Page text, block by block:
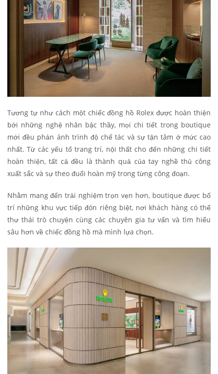
Tương tự như cách một chiếc đồng hồ Rolex được hoàn thiện
bởi những nghệ nhân bậc thầy, mọi chi tiết trong boutique
mới đều phản ánh trình độ chế tác và sự tận tâm ở mức cao
nhất. Từ các yếu tố trang trí, nội thất cho đến những chi tiết
hoàn thiện, tất cả đều là thành quả của tay nghề thủ công
xuất sắc và sự theo đuổi hoàn mỹ trong từng công đoạn.
Nhằm mang đến trải nghiệm trọn vẹn hơn, boutique được bố
trí những khu vực tiếp đón riêng biệt, nơi khách hàng có thể
thư thái trò chuyện cùng các chuyên gia tư vấn và tìm hiểu
sâu hơn về chiếc đồng hồ mà mình lựa chọn.